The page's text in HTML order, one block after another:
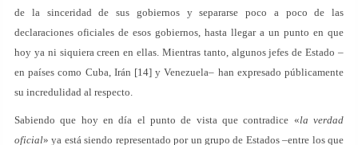
de la sinceridad de sus gobiernos y separarse poco a poco de las
declaraciones oficiales de esos gobiernos, hasta llegar a un punto en que
hoy ya ni siquiera creen en ellas. Mientras tanto, algunos jefes de Estado –
en países como Cuba, Irán [14] y Venezuela– han expresado públicamente
su incredulidad al respecto.
Sabiendo que hoy en día el punto de vista que contradice «la verdad
oficial» ya está siendo representado por un grupo de Estados –entre los que